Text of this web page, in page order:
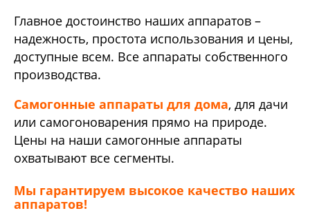
Главное достоинство наших аппаратов –
надежность, простота использования и цены,
доступные всем. Все аппараты собственного
производства.
Самогонные аппараты для дома, для дачи
или самогоноварения прямо на природе.
Цены на наши самогонные аппараты
охватывают все сегменты.
Мы гарантируем высокое качество наших
аппаратов!